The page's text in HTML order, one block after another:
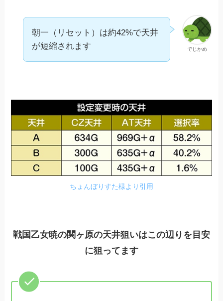
でじかめ
朝一（リセット）は約42%で天井
が短縮されます
ちょんぼりすた様より引用
戦国乙女暁の関ヶ原の天井狙いはこの辺りを目安
に狙ってます